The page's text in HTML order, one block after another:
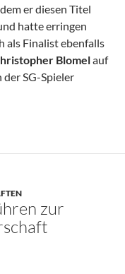
er diesen Titel
hatte erringen
als Finalist ebenfalls
Blomelauf
der SG-Spieler
zur